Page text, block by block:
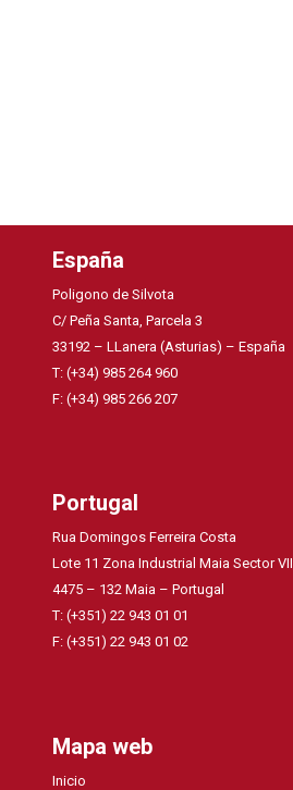
España
Poligono de Silvota
C/ Peña Santa, Parcela 3
33192 – LLanera (Asturias) – España
T: (+34) 985 264 960
F: (+34) 985 266 207
Portugal
Rua Domingos Ferreira Costa
Lote 11 Zona Industrial Maia Sector VII
4475 – 132 Maia – Portugal
T: (+351) 22 943 01 01
F: (+351) 22 943 01 02
Mapa web
Inicio